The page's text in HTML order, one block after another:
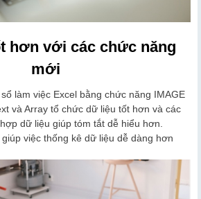
hơn với các chức năng
mới
làm việc Excel bằng chức năng IMAGE
và Array tổ chức dữ liệu tốt hơn và các
dữ liệu giúp tóm tắt dễ hiểu hơn.
việc thống kê dữ liệu dễ dàng hơn